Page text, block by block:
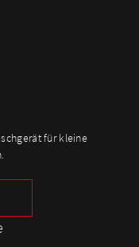
für kleine